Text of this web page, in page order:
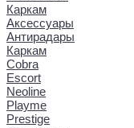
Каркам
Аксессуары
Антирадары
Каркам
Cobra
Escort
Neoline
Playme
Prestige